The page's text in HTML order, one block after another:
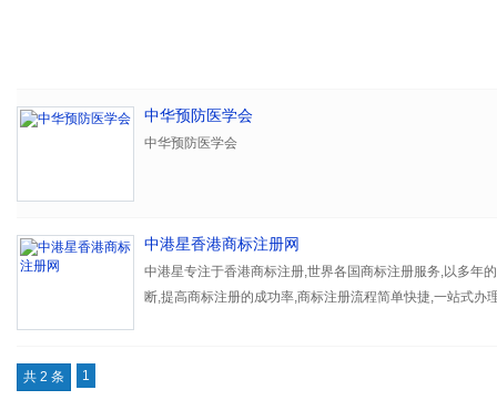
中华预防医学会
中华预防医学会
中港星香港商标注册网
中港星专注于香港商标注册,世界各国商标注册服务,以多年
断,提高商标注册的成功率,商标注册流程简单快捷,一站式办
共 2 条 1